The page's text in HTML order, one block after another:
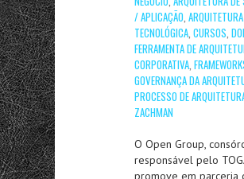
/ APLICAÇÃO, ARQUITETURA
TECNOLÓGICA, CURSOS,
FERRAMENTA DE
CORPORATIVA,
GOVERNANÇA DA
PROCESSO DE
ZACHMAN
O Open Group,
responsável pelo
promove em parceria